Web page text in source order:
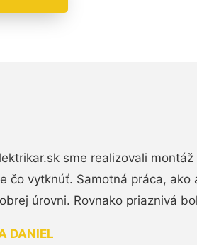
sme realizovali
čo vytknúť. Samotná práca,
úrovni. Rovnako priaznivá
DANIEL